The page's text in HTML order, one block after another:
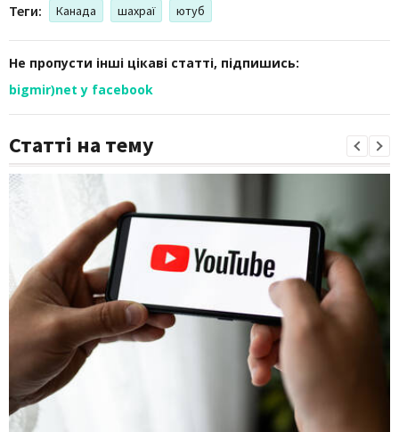
Теги: Канада шахраї ютуб
Не пропусти інші цікаві статті, підпишись:
bigmir)net у facebook
Статті на тему